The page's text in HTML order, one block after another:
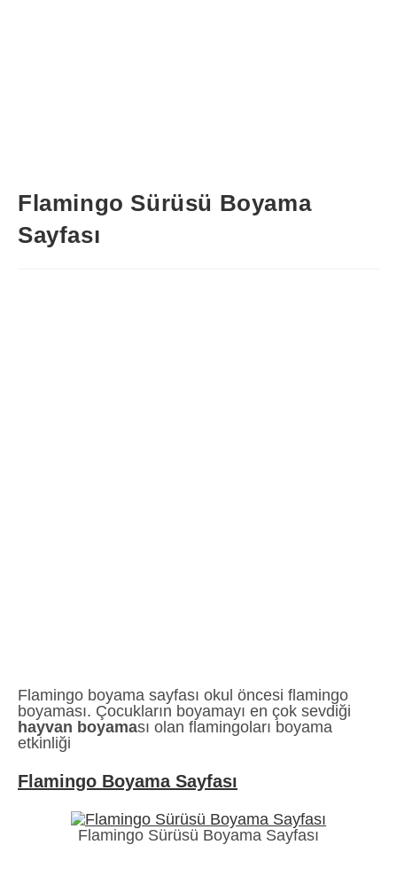
Flamingo Sürüsü Boyama
Sayfası
Flamingo boyama sayfası okul öncesi flamingo
boyaması. Çocukların boyamayı en çok sevdiği
hayvan boyaması olan flamingoları boyama
etkinliği
Flamingo Boyama Sayfası
Flamingo Sürüsü Boyama Sayfası